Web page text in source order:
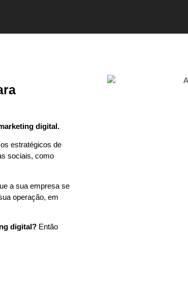
digital.
estratégicos de
sociais, como
a sua empresa se
operação, em
digital? Então